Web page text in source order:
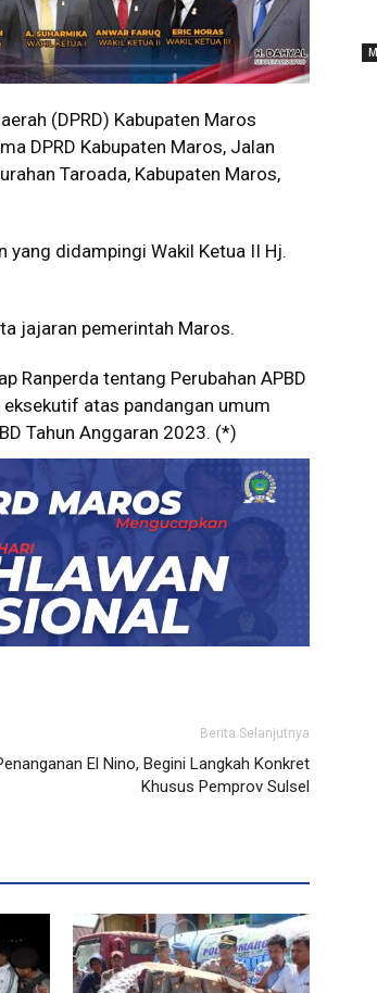
(DPRD) Kabupaten Maros
DPRD Kabupaten Maros, Jalan
Taroada, Kabupaten Maros,
yang didampingi Wakil Ketua II Hj.
jajaran pemerintah Maros.
Ranperda tentang Perubahan APBD
atas pandangan umum
Tahun Anggaran 2023. (*)
Berita Selanjutnya
El Nino, Begini Langkah Konkret
Khusus Pemprov Sulsel